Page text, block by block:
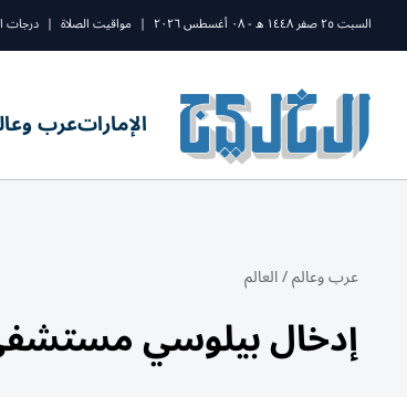
السبت ٢٥ صفر ١٤٤٨ ه - ٠٨ أغسطس ٢٠٢٦ | مواقيت الصلاة | درجات
الإماراتعرب
عرب وعالم/العالم
إدخال بيلوسي